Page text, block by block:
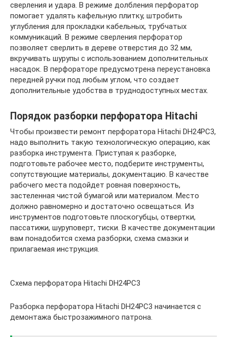
сверления и удара. В режиме долбления перфоратор
помогает удалять кафельную плитку, штробить
углубления для прокладки кабельных, трубчатых
коммуникаций. В режиме сверления перфоратор
позволяет сверлить в дереве отверстия до 32 мм,
вкручивать шурупы с использованием дополнительных
насадок. В перфораторе предусмотрена переустановка
передней ручки под любым углом, что создает
дополнительные удобства в труднодоступных местах.
Порядок разборки перфоратора Hitachi
Чтобы произвести ремонт перфоратора Hitachi DH24PC3,
надо выполнить такую технологическую операцию, как
разборка инструмента. Приступая к разборке,
подготовьте рабочее место, подберите инструменты,
сопутствующие материалы, документацию. В качестве
рабочего места подойдет ровная поверхность,
застеленная чистой бумагой или материалом. Место
должно равномерно и достаточно освещаться. Из
инструментов подготовьте плоскогубцы, отвертки,
пассатижи, шуруповерт, тиски. В качестве документации
вам понадобится схема разборки, схема смазки и
прилагаемая инструкция.
Схема перфоратора Hitachi DH24PC3
Разборка перфоратора Hitachi DH24PC3 начинается с
демонтажа быстрозажимного патрона.